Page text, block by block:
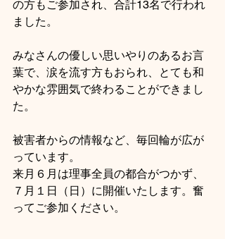
の方もご参加され、合計13名で行われ
ました。
みなさんの優しい思いやりのあるお言
葉で、涙を流す方もおられ、とても和
やかな雰囲気で終わることができまし
た。
被害者からの情報など、毎回輪が広が
っています。
来月６月は理事全員の都合がつかず、
７月１日（日）に開催いたします。奮
ってご参加ください。